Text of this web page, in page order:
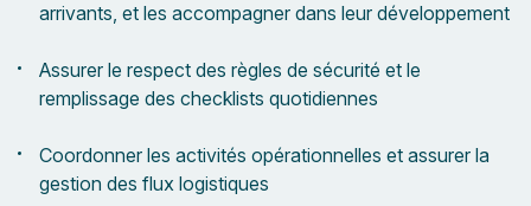
arrivants, et les accompagner dans leur développement
Assurer le respect des règles de sécurité et le
remplissage des checklists quotidiennes
Coordonner les activités opérationnelles et assurer la
gestion des flux logistiques